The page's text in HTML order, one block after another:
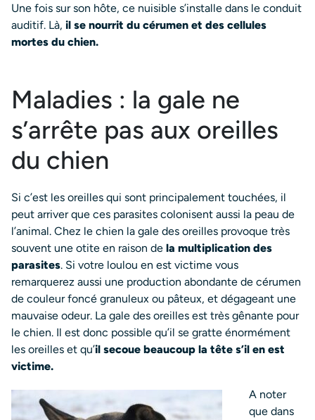
Une fois sur son hôte, ce nuisible s’installe dans le conduit
auditif. Là, il se nourrit du cérumen et des cellules
mortes du chien.
Maladies : la gale ne
s’arrête pas aux oreilles
du chien
Si c’est les oreilles qui sont principalement touchées, il
peut arriver que ces parasites colonisent aussi la peau de
l’animal. Chez le chien la gale des oreilles provoque très
souvent une otite en raison de la multiplication des
parasites. Si votre loulou en est victime vous
remarquerez aussi une production abondante de cérumen
de couleur foncé granuleux ou pâteux, et dégageant une
mauvaise odeur. La gale des oreilles est très gênante pour
le chien. Il est donc possible qu’il se gratte énormément
les oreilles et qu’il secoue beaucoup la tête s’il en est
victime.
A noter
que dans